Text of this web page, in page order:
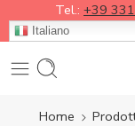
Tel.: +39
Italiano
Home